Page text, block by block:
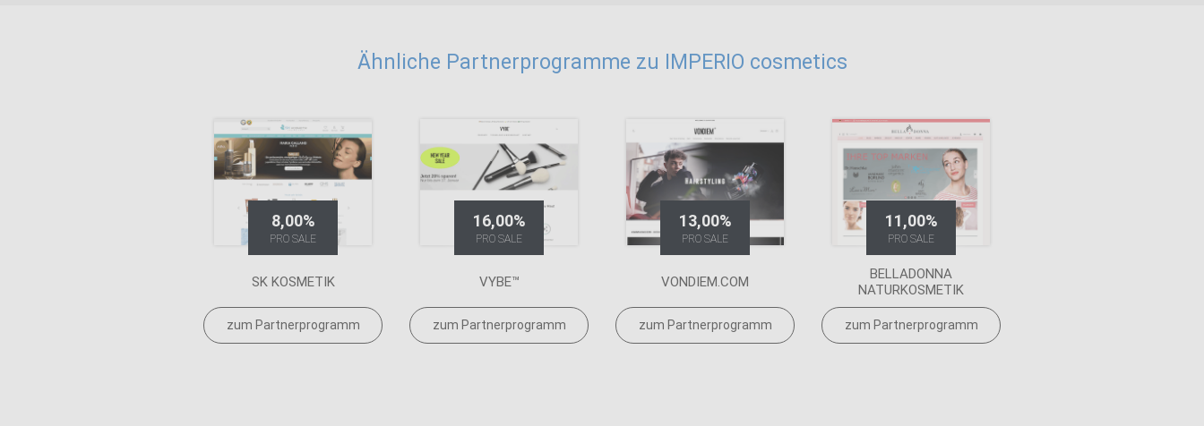
Ähnliche Partnerprogramme zu IMPERIO cosmetics
8,00%
PRO SALE
SK KOSMETIK
zum Partnerprogramm
16,00%
PRO SALE
VYBE™
zum Partnerprogramm
13,00%
PRO SALE
VONDIEM.COM
zum Partnerprogramm
11,00%
PRO SALE
BELLADONNA
NATURKOSMETIK
zum Partnerprogramm